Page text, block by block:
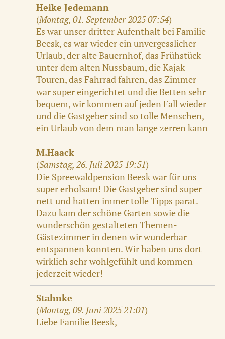
Heike Jedemann
(Montag, 01. September 2025 07:54)
Es war unser dritter Aufenthalt bei Familie
Beesk, es war wieder ein unvergesslicher
Urlaub, der alte Bauernhof, das Frühstück
unter dem alten Nussbaum, die Kajak
Touren, das Fahrrad fahren, das Zimmer
war super eingerichtet und die Betten sehr
bequem, wir kommen auf jeden Fall wieder
und die Gastgeber sind so tolle Menschen,
ein Urlaub von dem man lange zerren kann
M.Haack
(Samstag, 26. Juli 2025 19:51)
Die Spreewaldpension Beesk war für uns
super erholsam! Die Gastgeber sind super
nett und hatten immer tolle Tipps parat.
Dazu kam der schöne Garten sowie die
wunderschön gestalteten Themen-
Gästezimmer in denen wir wunderbar
entspannen konnten. Wir haben uns dort
wirklich sehr wohlgefühlt und kommen
jederzeit wieder!
Stahnke
(Montag, 09. Juni 2025 21:01)
Liebe Familie Beesk,